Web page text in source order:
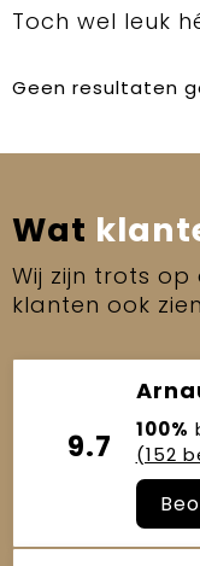
Toch wel leuk
Geen resultaten
Wat
Wij zijn trots
klanten ook
9.7 100%
(152